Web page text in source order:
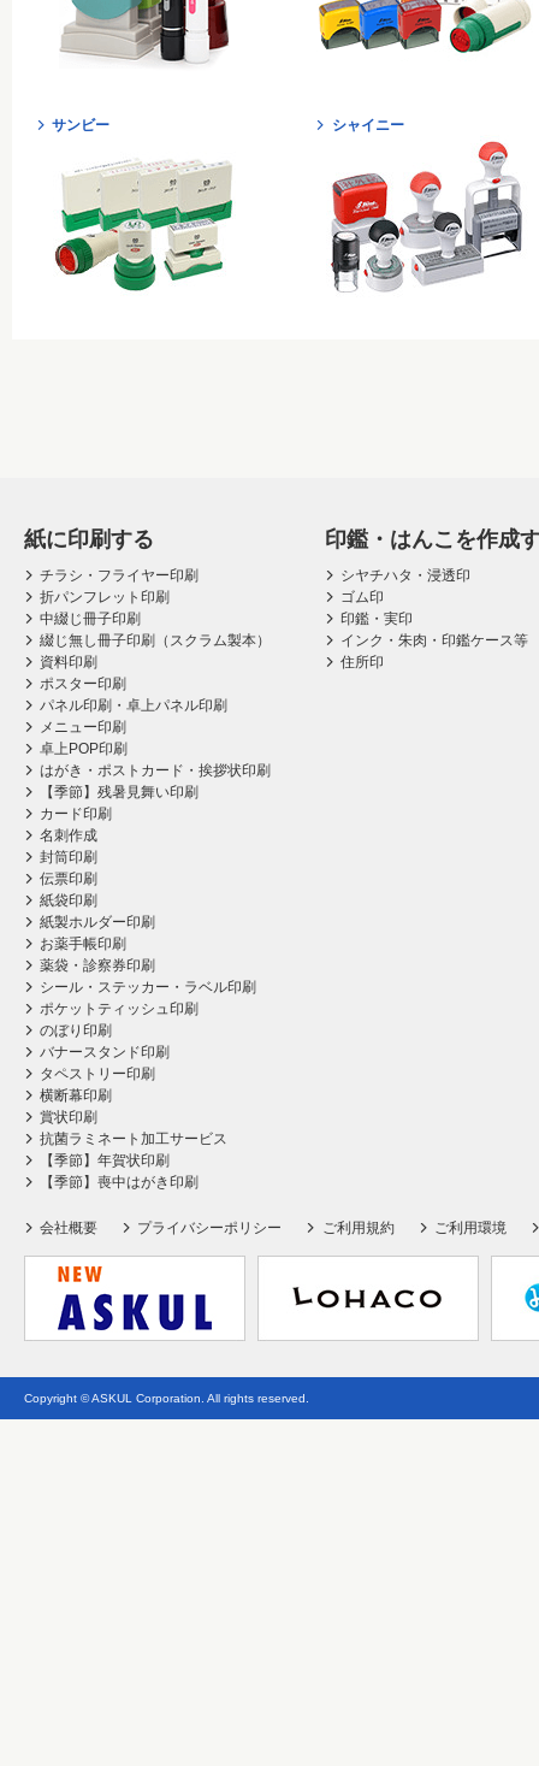
サンビー シャイニー
紙に印刷する
チラシ・フライヤー印刷
折パンフレット印刷
中綴じ冊子印刷
綴じ無し冊子印刷（スクラム製本）
資料印刷
ポスター印刷
パネル印刷・卓上パネル印刷
メニュー印刷
卓上POP印刷
はがき・ポストカード・挨拶状印刷
【季節】残暑見舞い印刷
カード印刷
名刺作成
封筒印刷
伝票印刷
紙袋印刷
紙製ホルダー印刷
お薬手帳印刷
薬袋・診察券印刷
シール・ステッカー・ラベル印刷
ポケットティッシュ印刷
のぼり印刷
バナースタンド印刷
タペストリー印刷
横断幕印刷
賞状印刷
抗菌ラミネート加工サービス
【季節】年賀状印刷
【季節】喪中はがき印刷
印鑑・はんこを作成
シヤチハタ・浸透印
ゴム印
印鑑・実印
インク・朱肉・印鑑ケース等
住所印
会社概要 プライバシーポリシー ご利用規約 ご利用環境
Copyright © ASKUL Corporation. All rights reserved.